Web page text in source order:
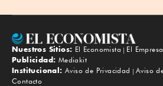
Nuestros Sitios: El Economista El
Publicidad: Mediakit
Institucional: Aviso de Privacidad
Aviso
Contacto